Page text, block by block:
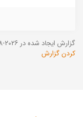
گزارش ایجاد شده در 2026-08-06 ساعت 20:06:57 (UTC +03:30).
کردن گزارش